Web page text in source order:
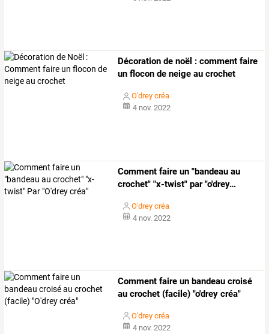
Décoration de noël : comment faire
un flocon de neige au crochet
O'drey créa
4 nov. 2022
Comment faire un "bandeau au
crochet" "x-twist" par"o'drey…
O'drey créa
4 nov. 2022
Comment faire un bandeau croisé
au crochet (facile) "o'drey créa"
O'drey créa
4 nov. 2022